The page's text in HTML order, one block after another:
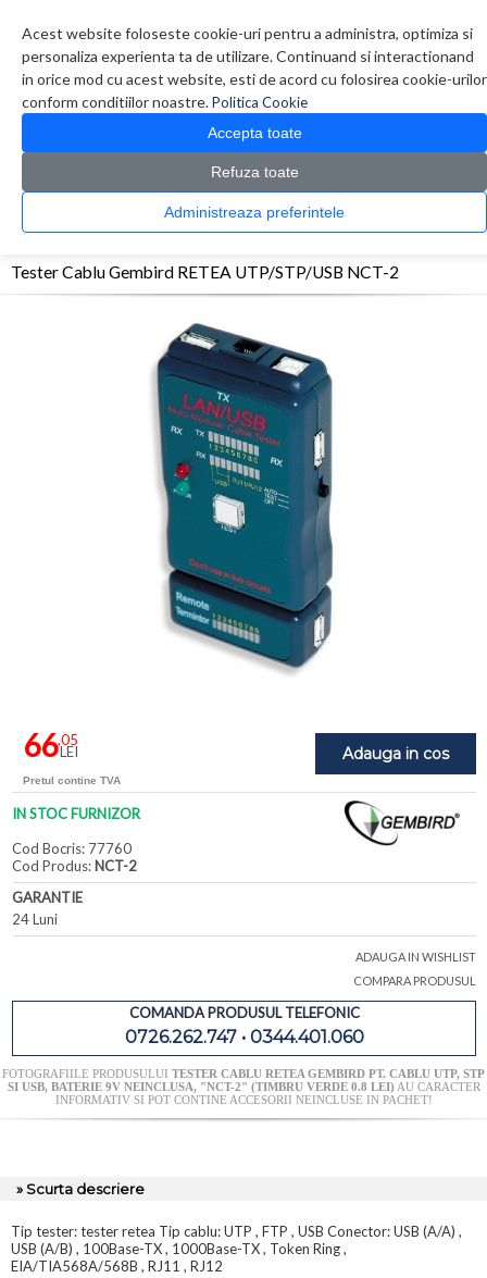
Acest website foloseste cookie-uri pentru a administra, optimiza si
personaliza experienta ta de utilizare. Continuand si interactionand
in orice mod cu acest website, esti de acord cu folosirea cookie-urilor
conform conditiilor noastre.Politica Cookie
Accepta toate
Refuza toate
Administreaza preferintele
0 produs(e)
CATALOG PRODUSE
> Accesorii Retelistica > Tester Cablu Gembird RETEA
Tester Cablu Gembird RETEA UTP/STP/USB NCT-2
Adauga in cos
66,05
LEI
Pretul contine TVA
IN STOC FURNIZOR
Cod Bocris: 77760
Cod Produs: NCT-2
GARANTIE
24 Luni
ADAUGA IN WISHLIST
COMPARA PRODUSUL
COMANDA PRODUSUL TELEFONIC
0726.262.747 • 0344.401.060
FOTOGRAFIILE PRODUSULUI TESTER CABLU RETEA GEMBIRD PT. CABLU UTP, STP
SI USB, BATERIE 9V NEINCLUSA, "NCT-2" (TIMBRU VERDE 0.8 LEI) AU CARACTER
INFORMATIV SI POT CONTINE ACCESORII NEINCLUSE IN PACHET!
» Scurta descriere
Tip tester: tester retea Tip cablu: UTP , FTP , USB Conector: USB (A/A) ,
USB (A/B) , 100Base-TX , 1000Base-TX , Token Ring ,
EIA/TIA568A/568B , RJ11 , RJ12